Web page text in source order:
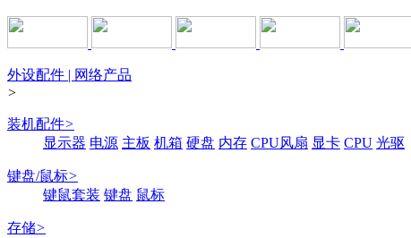
外设配件 | 网络产品
>
装机配件>
显示器 电源 主板 机箱 硬盘 内存 CPU风扇 显卡 CPU 光驱
键盘/鼠标>
键鼠套装 键盘 鼠标
存储>